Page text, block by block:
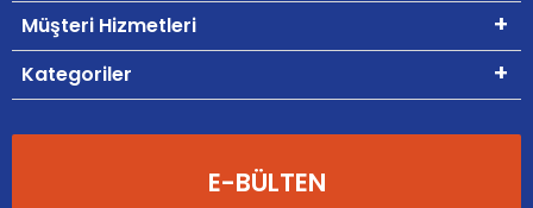
Müşteri Hizmetleri
Kategoriler
E-BÜLTEN